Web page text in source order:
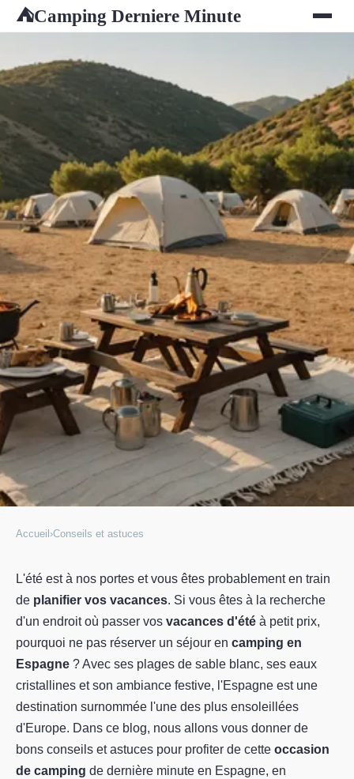
⛺Camping Derniere Minute
Comment profiter d'un séjour
pas cher en camping en
Espagne?
Jean-Luc•8 novembre 2022•3 min de lecture
Accueil ›Conseils et astuces
L'été est à nos portes et vous êtes probablement en train
de planifier vos vacances. Si vous êtes à la recherche
d'un endroit où passer vos vacances d'été à petit prix,
pourquoi ne pas réserver un séjour en camping en
Espagne ? Avec ses plages de sable blanc, ses eaux
cristallines et son ambiance festive, l'Espagne est une
destination surnommée l'une des plus ensoleillées
d'Europe. Dans ce blog, nous allons vous donner de
bons conseils et astuces pour profiter de cette occasion
de camping de dernière minute en Espagne, en